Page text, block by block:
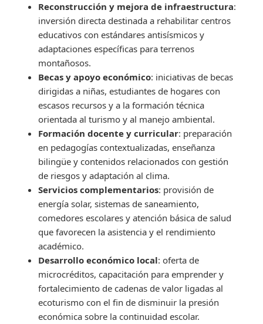
Reconstrucción y mejora de infraestructura:
inversión directa destinada a rehabilitar centros
educativos con estándares antisísmicos y
adaptaciones específicas para terrenos
montañosos.
Becas y apoyo económico: iniciativas de becas
dirigidas a niñas, estudiantes de hogares con
escasos recursos y a la formación técnica
orientada al turismo y al manejo ambiental.
Formación docente y curricular: preparación
en pedagogías contextualizadas, enseñanza
bilingüe y contenidos relacionados con gestión
de riesgos y adaptación al clima.
Servicios complementarios: provisión de
energía solar, sistemas de saneamiento,
comedores escolares y atención básica de salud
que favorecen la asistencia y el rendimiento
académico.
Desarrollo económico local: oferta de
microcréditos, capacitación para emprender y
fortalecimiento de cadenas de valor ligadas al
ecoturismo con el fin de disminuir la presión
económica sobre la continuidad escolar.